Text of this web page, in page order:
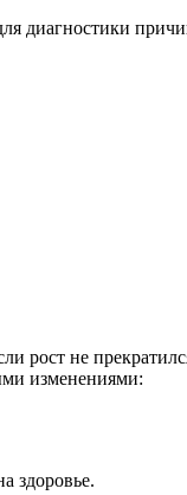
диагностики
рост не
изменениями:
здоровье.